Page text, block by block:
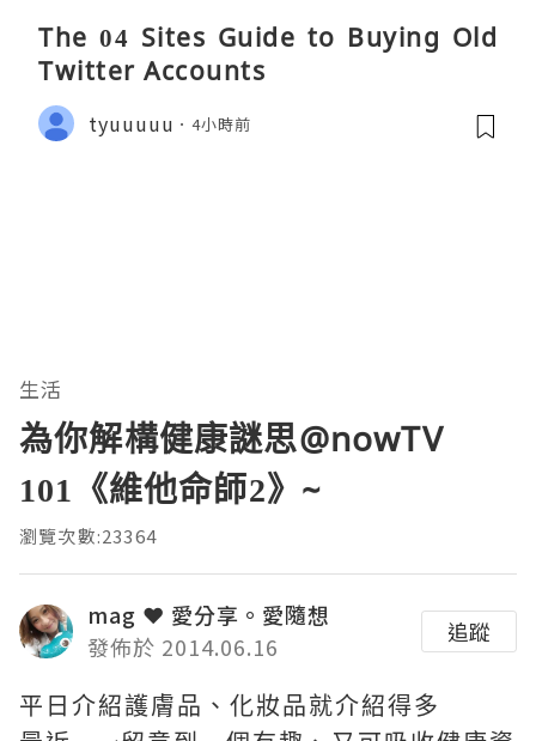
The 04 Sites Guide to Buying Old
Twitter Accounts
tyuuuuu 4小時前
生活
為你解構健康謎思@nowTV
101《維他命師2》~
瀏覽次數:23364
mag ❤ 愛分享。愛隨想
發佈於 2014.06.16
追蹤
平日介紹護膚品、化妝品就介紹得多